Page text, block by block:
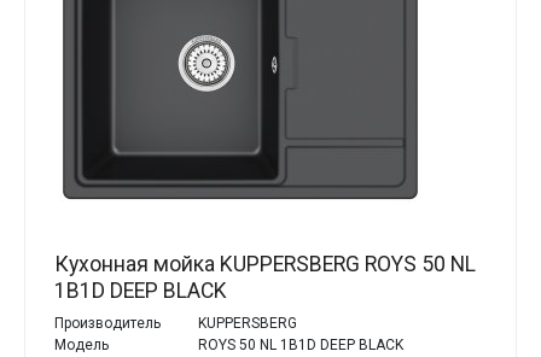
Кухонная мойка KUPPERSBERG ROYS 50 NL
1B1D DEEP BLACK
Производитель
KUPPERSBERG
Модель
ROYS 50 NL 1B1D DEEP BLACK